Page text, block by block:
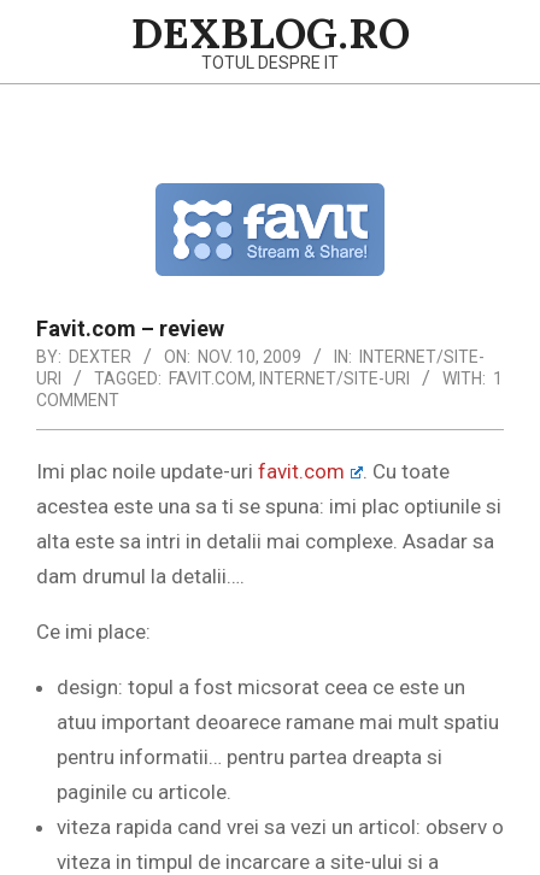
DEXBLOG.RO
TOTUL DESPRE IT
Favit.com – review
BY: DEXTER ON: NOV. 10, 2009 IN:
INTERNET/SITE-
URI
TAGGED: FAVIT.COM, INTERNET/SITE-URI WITH: 1
COMMENT
Imi plac noile update-uri favit.com
. Cu toate
acestea este una sa ti se spuna: imi plac optiunile si
alta este sa intri in detalii mai complexe. Asadar sa
dam drumul la detalii….
Ce imi place:
design: topul a fost micsorat ceea ce este un
atuu important deoarece ramane mai mult spatiu
pentru informatii… pentru partea dreapta si
paginile cu articole.
viteza rapida cand vrei sa vezi un articol: observ o
viteza in timpul de incarcare a site-ului si a